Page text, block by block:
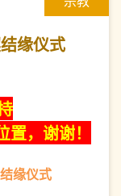
缘仪式
，谢谢！
缘仪式